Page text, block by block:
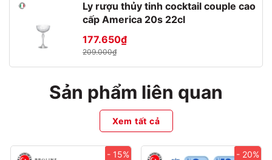
- Khả năng chịu nhiệt cao (lớn 500 độ C)
- Nồi nấu bếp từ bắt từ nhanh chóng
- Nồi nấu lẩu, nồi luộc gà cực tiện lợi
Ly rượu thủy tinh cocktail couple cao
cấp America 20s 22cl
177.650₫
209.000₫
Sản phẩm liên quan
Xem tất cả
- 15% - 20%